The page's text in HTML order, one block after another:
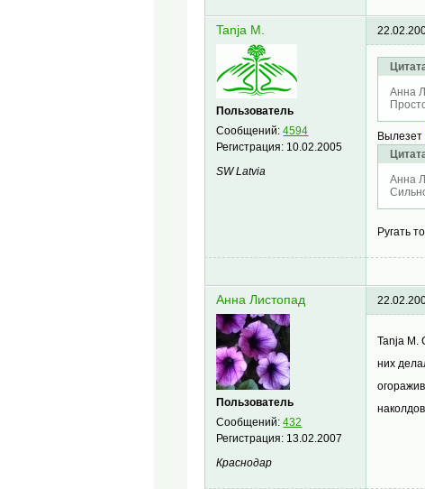
Tanja M.
Пользователь
Сообщений:4594
Регистрация: 10.02.2005
SW Latvia
Анна
Вылезет
Анна
Ругать
Анна Листопад
Пользователь
Сообщений:432
Регистрация: 13.02.2007
Краснодар
Tanja M.
них